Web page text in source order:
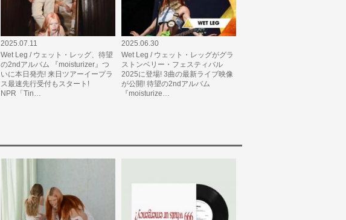
2025.07.11
Wet Leg / ウェット・レッグ、待望
の2ndアルバム 『moisturizer』つ
いに本日発売! 来日ツアーイープラ
ス最速先行受付もスタート!
NPR「Tin…
2025.06.30
Wet Leg / ウェット・レッグがグラ
ストンベリー・フェスティバル
2025に登場! 3曲の最新ライブ映像
が公開! 待望の2ndアルバム
『moisturize…